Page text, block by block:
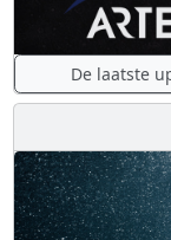
De laatste